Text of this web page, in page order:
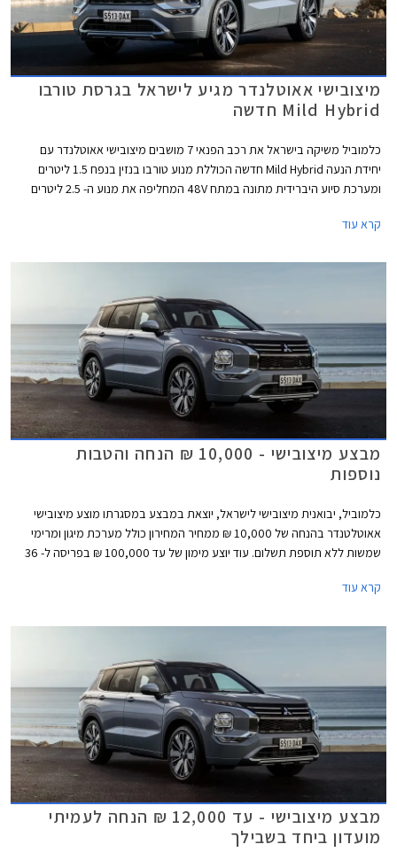
מיצובישי אאוטלנדר מגיע לישראל בגרסת טורבו
Mild Hybrid חדשה
כלמוביל משיקה בישראל את רכב הפנאי 7 מושבים מיצובישי אאוטלנדר עם
יחידת הנעה Mild Hybrid חדשה הכוללת מנוע טורבו בנזין בנפח 1.5 ליטרים
ומערכת סיוע היברידית מתונה במתח 48V המחליפה את מנוע ה- 2.5 ליטרים
ומנועים חשמליים מחשש לעודף תקלות. יהיה מעניין לראות איך ישפיע המעבר
לשפר את הביצועים ואת צריכת הדלק אך למעשה על הנייר אין כל שינוי
שופרה. הדגם קיבל תוספות אבזור משמעותיות במחיר זול מבעבר, כאשר גרסת
הכניסה מוצעת במחיר 189,990 ₪.
קרא עוד
מבצע מיצובישי - 10,000 ₪ הנחה והטבות
נוספות
כלמוביל, יבואנית מיצובישי לישראל, יוצאת במבצע במסגרתו מוצע מיצובישי
אאוטלטנדר בהנחה של 10,000 ₪ ממחיר המחירון כולל מערכת מיגון ומרימי
שמשות ללא תוספת תשלום. עוד יוצע מימון של עד 100,000 ₪ בפריסה ל- 36
מיצובישי בין התאריכים 17-24 ביוני 2026 ומוגבל ל- 100 רכבים.
קרא עוד
מבצע מיצובישי - עד 12,000 ₪ הנחה לעמיתי
מועדון ביחד בשבילך